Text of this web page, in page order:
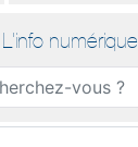
L'info numérique